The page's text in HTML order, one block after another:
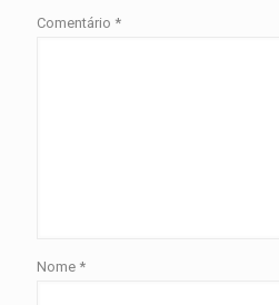
Comentário *
Nome *